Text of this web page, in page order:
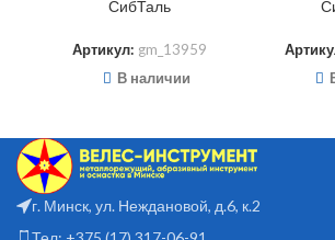
СибТаль
Артикул: gm_13959
В наличии
г. Минск, ул. Неждановой, д.6, к.2